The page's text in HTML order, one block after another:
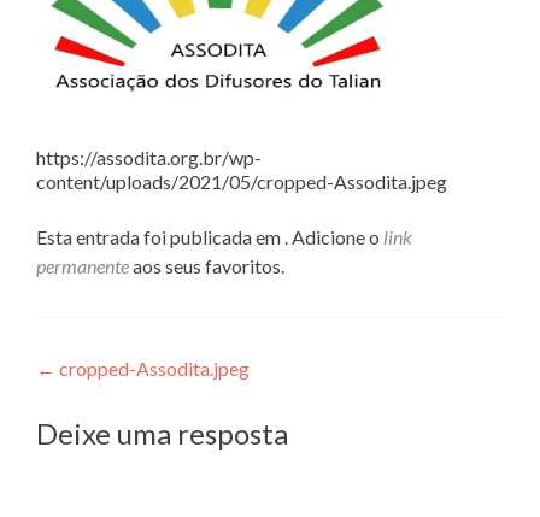
https://assodita.org.br/wp-
content/uploads/2021/05/cropped-Assodita.jpeg
Esta entrada foi publicada em . Adicione o link
permanenteaos seus favoritos.
Navegação
de
Post
← cropped-Assodita.jpeg
Deixe uma resposta